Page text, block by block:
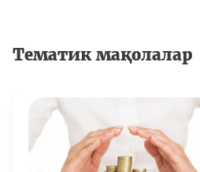
Тематик мақолалар